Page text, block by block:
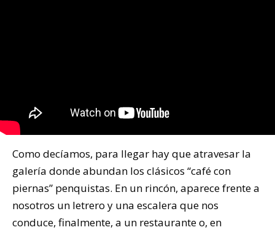
Como decíamos, para llegar hay que atravesar la
galería donde abundan los clásicos “café con
piernas” penquistas. En un rincón, aparece frente a
nosotros un letrero y una escalera que nos
conduce, finalmente, a un restaurante o, en